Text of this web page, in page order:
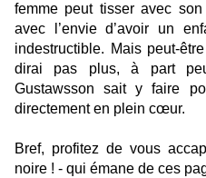
femme peut tisser avec
avec l’envie d’avoir un
indestructible. Mais peut-
dirai pas plus, à part
Gustawsson sait y faire
directement en plein cœur.
Bref, profitez de vous
noire ! - qui émane de ces